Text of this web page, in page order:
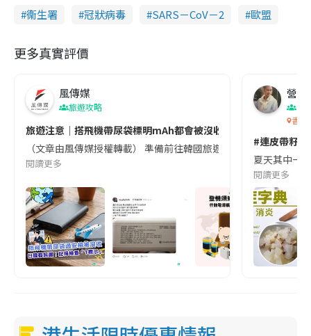
衞生署
冠狀病毒 SARS－CoV－2 歐盟
更多真實評價
風傳媒
旅遊攻略
旅遊注意｜搭飛機帶尿袋標明mAh都會被沒收😱出發前切記檢查
（文章由風傳媒授權轉載） 準備前往韓國旅遊的民眾，近期要
閱讀更多
營養
香港
#連皮帶籽
夏天其中一
閱讀更多